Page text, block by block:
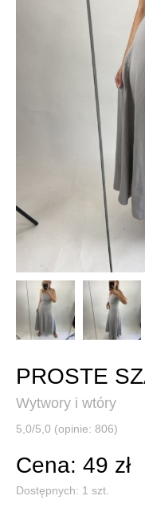
PROSTE
Wytwory i wtóry
5,0/5,0 (opinie: 806)
Cena: 49 zł
Dostępnych: 1 szt.